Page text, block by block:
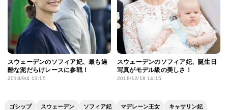
スウェーデンのソフィア妃、最も過
酷な泥だらけレースに参戦！
2018/9/4 13:15
スウェーデンのソフィア妃、誕生日
写真がモデル級の美しさ！
2018/12/18 14:15
ゴシップ スウェーデン ソフィア妃 マデレーン王女 キャサリン妃